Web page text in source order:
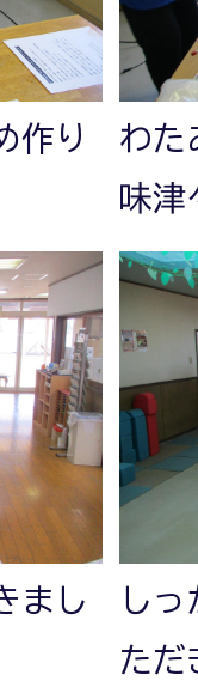
作り
わた
味津
まし
し
ただ